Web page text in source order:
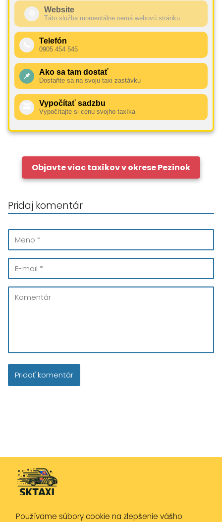
Website
Táto služba momentálne nemá webovú stránku
Telefón
0905 454 545
📌 Ako sa tam dostať
Dostaňte sa na svoju taxi zastávku
Vypočítať sadzbu
Vypočítajte si cenu svojho taxíka
Objavte viac taxíkov v okrese Pezinok
Pridaj komentár
Používame súbory cookie na zlepšenie vášho